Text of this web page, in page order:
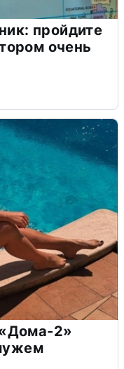
пройдите
очень
2»